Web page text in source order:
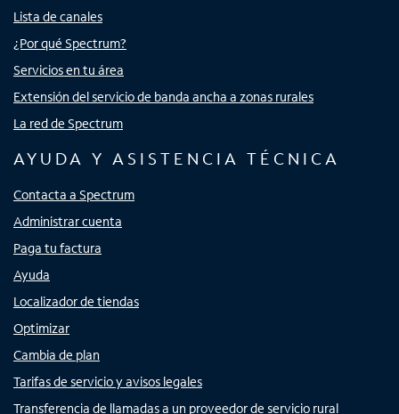
Lista de canales
¿Por qué Spectrum?
Servicios en tu área
Extensión del servicio de banda ancha a zonas rurales
La red de Spectrum
AYUDA Y ASISTENCIA TÉCNICA
Contacta a Spectrum
Administrar cuenta
Paga tu factura
Ayuda
Localizador de tiendas
Optimizar
Cambia de plan
Tarifas de servicio y avisos legales
Transferencia de llamadas a un proveedor de servicio rural